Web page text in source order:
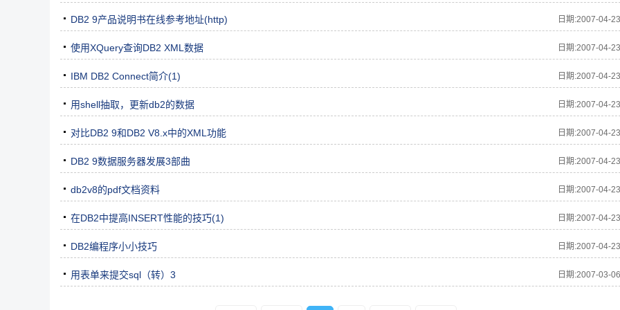
日期:2007-04-23
DB2 9产品说明书在线参考地址(http)
日期:2007-04-23
使用XQuery查询DB2 XML数据
日期:2007-04-23
IBM DB2 Connect简介(1)
日期:2007-04-23
用shell抽取，更新db2的数据
日期:2007-04-23
对比DB2 9和DB2 V8.x中的XML功能
日期:2007-04-23
DB2 9数据服务器发展3部曲
日期:2007-04-23
db2v8的pdf文档资料
日期:2007-04-23
在DB2中提高INSERT性能的技巧(1)
日期:2007-04-23
DB2编程序小小技巧
日期:2007-03-06
用表单来提交sql（转）3